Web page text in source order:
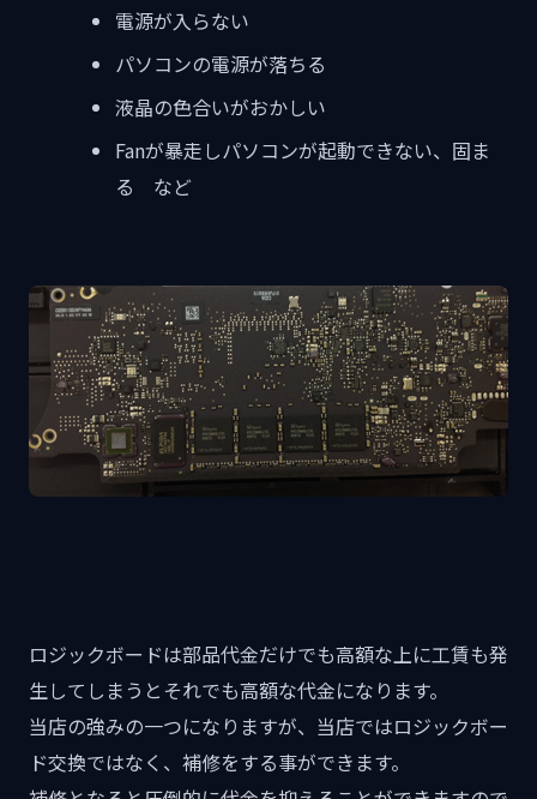
電源が入らない
パソコンの電源が落ちる
液晶の色合いがおかしい
Fanが暴走しパソコンが起動できない、固ま
る など
ロジックボードは部品代金だけでも高額な上に工賃も発
生してしまうとそれでも高額な代金になります。
当店の強みの一つになりますが、当店ではロジックボー
ド交換ではなく、補修をする事ができます。